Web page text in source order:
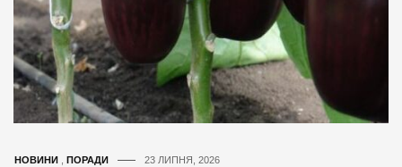
НОВИНИ , ПОРАДИ 23 ЛИПНЯ, 2026